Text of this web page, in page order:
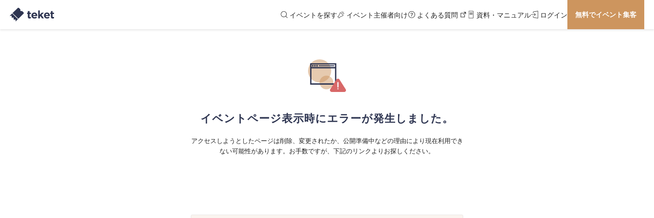
イベントを探す イベント主催者向け よくある質問 資料・マニュアル ログイン 無料でイベント集客
イベントページ表示時にエラーが発生しました。
アクセスしようとしたページは削除、変更されたか、公開準備中などの理由により現在利用でき
ない可能性があります。お手数ですが、下記のリンクよりお探しください。